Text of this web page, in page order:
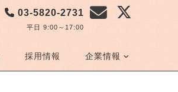
03-5820-2731
平日 9:00～17:00
採用情報 企業情報